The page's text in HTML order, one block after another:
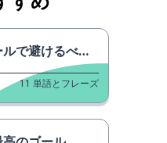
るべき5つのエラー
11 単語とフレーズ